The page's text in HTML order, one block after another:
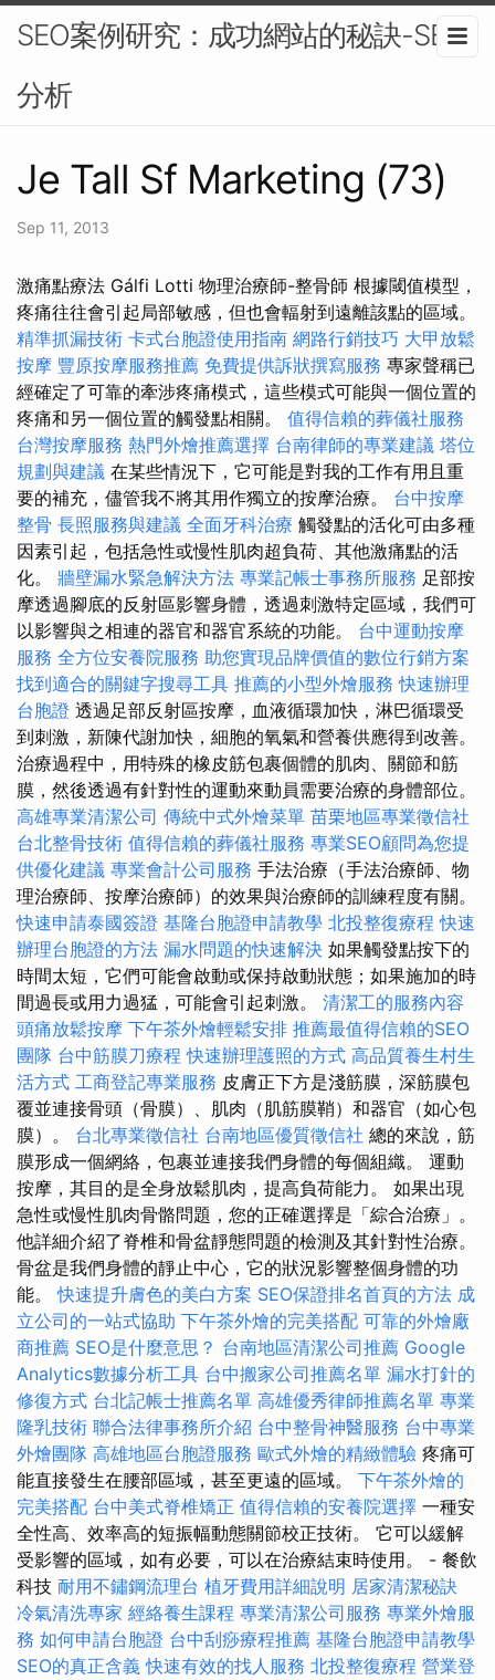
SEO案例研究：成功網站的秘訣-SEO
分析
Je Tall Sf Marketing (73)
Sep 11, 2013
激痛點療法 Gálfi Lotti 物理治療師-整骨師 根據閾值模型，
疼痛往往會引起局部敏感，但也會輻射到遠離該點的區域。
精準抓漏技術 卡式台胞證使用指南 網路行銷技巧 大甲放鬆
按摩 豐原按摩服務推薦 免費提供訴狀撰寫服務 專家聲稱已
經確定了可靠的牽涉疼痛模式，這些模式可能與一個位置的
疼痛和另一個位置的觸發點相關。 值得信賴的葬儀社服務
台灣按摩服務 熱門外燴推薦選擇 台南律師的專業建議 塔位
規劃與建議 在某些情況下，它可能是對我的工作有用且重
要的補充，儘管我不將其用作獨立的按摩治療。 台中按摩
整骨 長照服務與建議 全面牙科治療 觸發點的活化可由多種
因素引起，包括急性或慢性肌肉超負荷、其他激痛點的活
化。 牆壁漏水緊急解決方法 專業記帳士事務所服務 足部按
摩透過腳底的反射區影響身體，透過刺激特定區域，我們可
以影響與之相連的器官和器官系統的功能。 台中運動按摩
服務 全方位安養院服務 助您實現品牌價值的數位行銷方案
找到適合的關鍵字搜尋工具 推薦的小型外燴服務 快速辦理
台胞證 透過足部反射區按摩，血液循環加快，淋巴循環受
到刺激，新陳代謝加快，細胞的氧氣和營養供應得到改善。
治療過程中，用特殊的橡皮筋包裹個體的肌肉、關節和筋
膜，然後透過有針對性的運動來動員需要治療的身體部位。
高雄專業清潔公司 傳統中式外燴菜單 苗栗地區專業徵信社
台北整骨技術 值得信賴的葬儀社服務 專業SEO顧問為您提
供優化建議 專業會計公司服務 手法治療（手法治療師、物
理治療師、按摩治療師）的效果與治療師的訓練程度有關。
快速申請泰國簽證 基隆台胞證申請教學 北投整復療程 快速
辦理台胞證的方法 漏水問題的快速解決 如果觸發點按下的
時間太短，它們可能會啟動或保持啟動狀態；如果施加的時
間過長或用力過猛，可能會引起刺激。 清潔工的服務內容
頭痛放鬆按摩 下午茶外燴輕鬆安排 推薦最值得信賴的SEO
團隊 台中筋膜刀療程快速辦理護照的方式 高品質養生村生
活方式 工商登記專業服務 皮膚正下方是淺筋膜，深筋膜包
覆並連接骨頭（骨膜）、肌肉（肌筋膜鞘）和器官（如心包
膜）。 台北專業徵信社 台南地區優質徵信社 總的來說，筋
膜形成一個網絡，包裹並連接我們身體的每個組織。 運動
按摩，其目的是全身放鬆肌肉，提高負荷能力。 如果出現
急性或慢性肌肉骨骼問題，您的正確選擇是「綜合治療」。
他詳細介紹了脊椎和骨盆靜態問題的檢測及其針對性治療。
骨盆是我們身體的靜止中心，它的狀況影響整個身體的功
能。快速提升膚色的美白方案 SEO保證排名首頁的方法 成
立公司的一站式協助 下午茶外燴的完美搭配 可靠的外燴廠
商推薦 SEO是什麼意思？ 台南地區清潔公司推薦 Google
Analytics數據分析工具 台中搬家公司推薦名單 漏水打針的
修復方式 台北記帳士推薦名單 高雄優秀律師推薦名單 專業
隆乳技術 聯合法律事務所介紹 台中整骨神醫服務 台中專業
外燴團隊 高雄地區台胞證服務 歐式外燴的精緻體驗 疼痛可
能直接發生在腰部區域，甚至更遠的區域。 下午茶外燴的
完美搭配 台中美式脊椎矯正 值得信賴的安養院選擇 一種安
全性高、效率高的短振幅動態關節校正技術。 它可以緩解
受影響的區域，如有必要，可以在治療結束時使用。 - 餐飲
科技 耐用不鏽鋼流理台 植牙費用詳細說明 居家清潔秘訣
冷氣清洗專家 經絡養生課程 專業清潔公司服務 專業外燴服
務 如何申請台胞證 台中刮痧療程推薦 基隆台胞證申請教學
SEO的真正含義 快速有效的找人服務 北投整復療程 營業登